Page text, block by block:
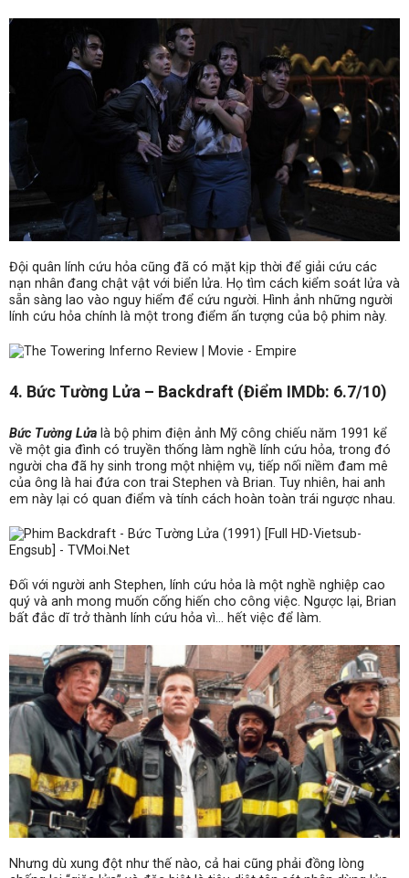
Đội quân lính cứu hỏa cũng đã có mặt kịp thời để giải cứu các
nạn nhân đang chật vật với biển lửa. Họ tìm cách kiểm soát lửa và
sẵn sàng lao vào nguy hiểm để cứu người. Hình ảnh những người
lính cứu hỏa chính là một trong điểm ấn tượng của bộ phim này.
4. Bức Tường Lửa – Backdraft (Điểm IMDb: 6.7/10)
Bức Tường Lửa là bộ phim điện ảnh Mỹ công chiếu năm 1991 kể
về một gia đình có truyền thống làm nghề lính cứu hỏa, trong đó
người cha đã hy sinh trong một nhiệm vụ, tiếp nối niềm đam mê
của ông là hai đứa con trai Stephen và Brian. Tuy nhiên, hai anh
em này lại có quan điểm và tính cách hoàn toàn trái ngược nhau.
Đối với người anh Stephen, lính cứu hỏa là một nghề nghiệp cao
quý và anh mong muốn cống hiến cho công việc. Ngược lại, Brian
bất đắc dĩ trở thành lính cứu hỏa vì… hết việc để làm.
Nhưng dù xung đột như thế nào, cả hai cũng phải đồng lòng